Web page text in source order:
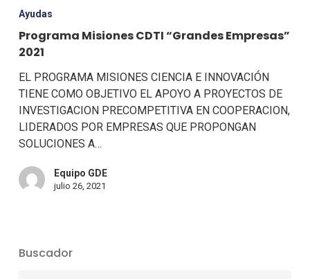
Ayudas
Programa Misiones CDTI “Grandes Empresas”
2021
EL PROGRAMA MISIONES CIENCIA E INNOVACIÓN
TIENE COMO OBJETIVO EL APOYO A PROYECTOS DE
INVESTIGACION PRECOMPETITIVA EN COOPERACION,
LIDERADOS POR EMPRESAS QUE PROPONGAN
SOLUCIONES A…
Equipo GDE
julio 26, 2021
Buscador